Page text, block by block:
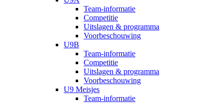
Team-informatie
Competitie
Uitslagen & programma
Voorbeschouwing
U9B
Team-informatie
Competitie
Uitslagen & programma
Voorbeschouwing
U9 Meisjes
Team-informatie